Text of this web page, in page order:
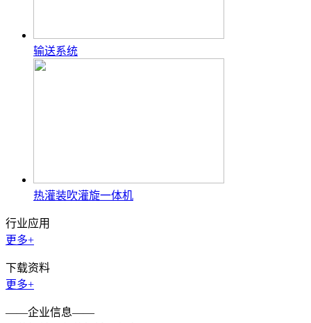
输送系统
热灌装吹灌旋一体机
行业应用
更多+
下载资料
更多+
——企业信息——